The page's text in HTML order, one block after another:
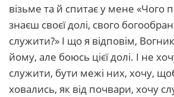
візьме та й спитає у мене «Чого
знаєш своєї долі, свого
служити?» І що я відповім,
йому, але боюсь цієї долі. І не
служити, бути межі них, хочу,
ховались, як від почвари, хочу